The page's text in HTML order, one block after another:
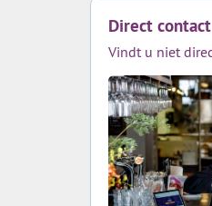
Direct contact
Vindt u niet